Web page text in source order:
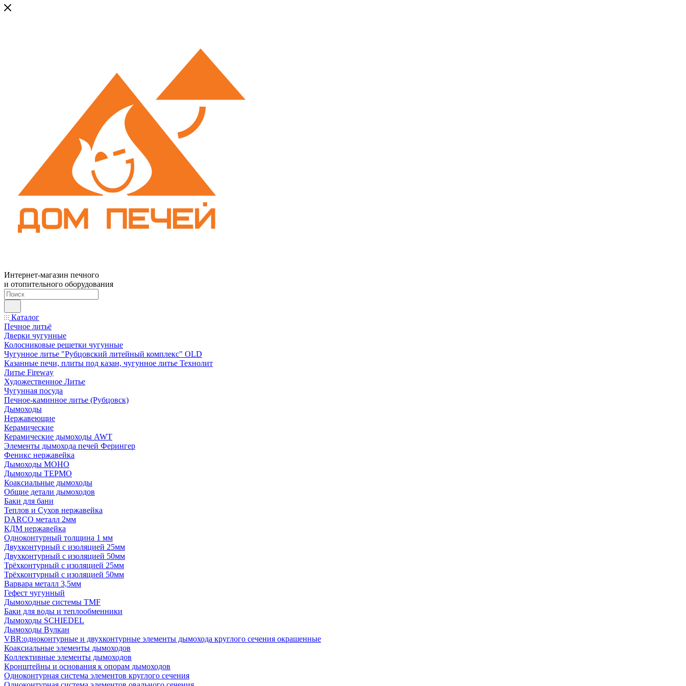
Интернет-магазин печного
и отопительного оборудования
Каталог
Печное литьё
Дверки чугунные
Колосниковые решетки чугунные
Чугунное литье "Рубцовский литейный комплекс" OLD
Казанные печи, плиты под казан, чугунное литье Технолит
Литье Fireway
Художественное Литье
Чугунная посуда
Печное-каминное литье (Рубцовск)
Дымоходы
Нержавеющие
Керамические
Керамические дымоходы AWT
Элементы дымохода печей Ферингер
Феникс нержавейка
Дымоходы МОНО
Дымоходы ТЕРМО
Коаксиальные дымоходы
Общие детали дымоходов
Баки для бани
Теплов и Сухов нержавейка
DARCO металл 2мм
КДМ нержавейка
Одноконтурный толщина 1 мм
Двухконтурный с изоляцией 25мм
Двухконтурный с изоляцией 50мм
Трёхконтурный с изоляцией 25мм
Трёхконтурный с изоляцией 50мм
Варвара металл 3,5мм
Гефест чугунный
Дымоходные системы TMF
Баки для воды и теплообменники
Дымоходы SCHIEDEL
Дымоходы Вулкан
VBR:одноконтурные и двухконтурные элементы дымохода круглого сечения окрашенные
Коаксиальные элементы дымоходов
Коллективные элементы дымоходов
Кронштейны и основания к опорам дымоходов
Одноконтурная система элементов круглого сечения